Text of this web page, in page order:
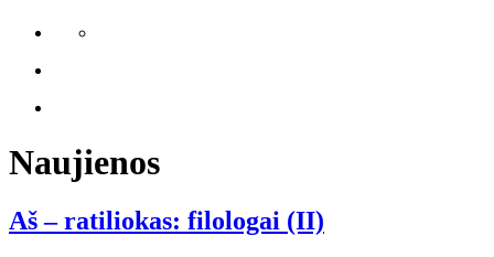
Naujienos
Aš – ratiliokas: filologai (II)